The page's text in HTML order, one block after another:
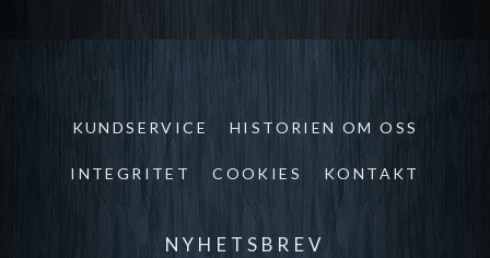
KUNDSERVICE HISTORIEN OM OSS
INTEGRITET COOKIES KONTAKT
NYHETSBREV